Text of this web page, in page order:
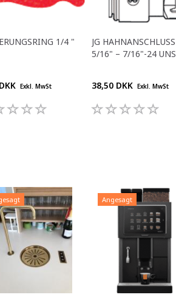
1/4 "
Exkl. MwSt
JG HAHNANSCHLUSS
5/16" – 7/16"-24 UNS
38,50 DKK Exkl. MwSt
Angesagt